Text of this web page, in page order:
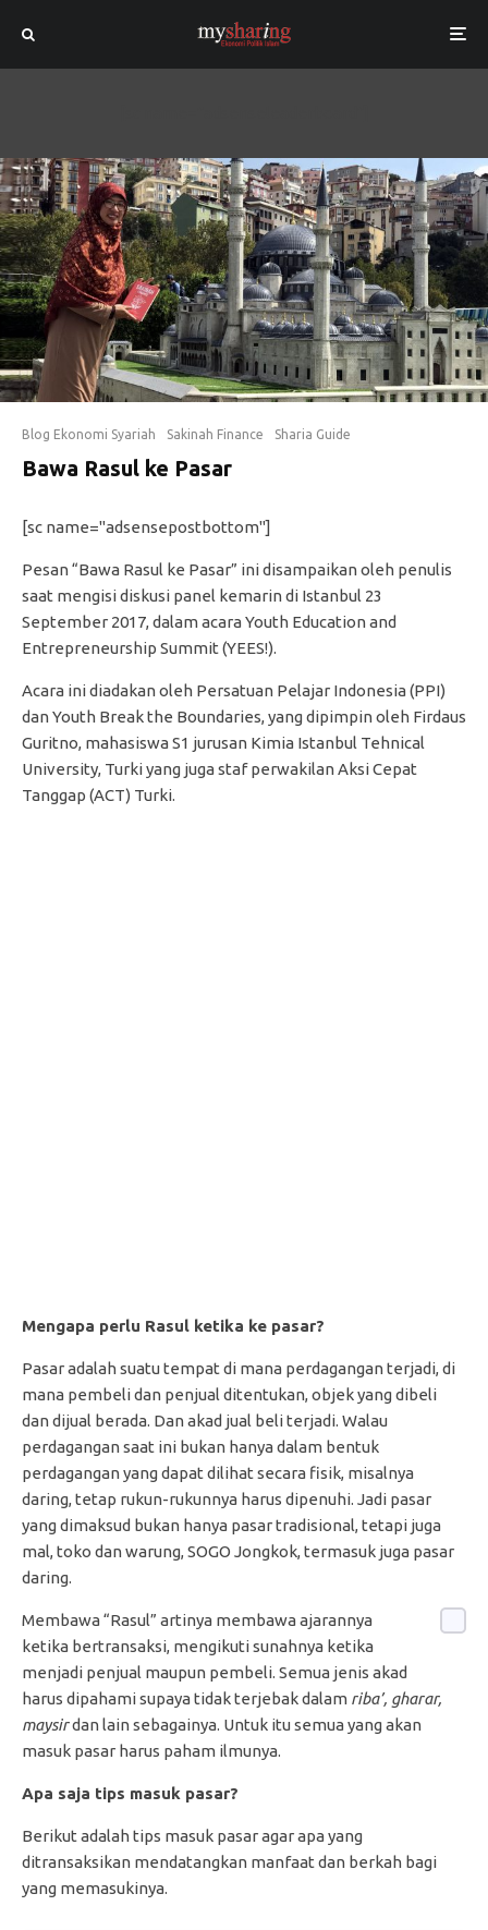
Blog Ekonomi Syariah Sakinah Finance Sharia Guide
Bawa Rasul ke Pasar
[sc name="adsensepostbottom"]
Pesan “Bawa Rasul ke Pasar” ini disampaikan oleh penulis
saat mengisi diskusi panel kemarin di Istanbul 23
September 2017, dalam acara Youth Education and
Entrepreneurship Summit (YEES!).
Acara ini diadakan oleh Persatuan Pelajar Indonesia (PPI)
dan Youth Break the Boundaries, yang dipimpin oleh Firdaus
Guritno, mahasiswa S1 jurusan Kimia Istanbul Tehnical
University, Turki yang juga staf perwakilan Aksi Cepat
Tanggap (ACT) Turki.
Mengapa perlu Rasul ketika ke pasar?
Pasar adalah suatu tempat di mana perdagangan terjadi, di
mana pembeli dan penjual ditentukan, objek yang dibeli
dan dijual berada. Dan akad jual beli terjadi. Walau
perdagangan saat ini bukan hanya dalam bentuk
perdagangan yang dapat dilihat secara fisik, misalnya
daring, tetap rukun-rukunnya harus dipenuhi. Jadi pasar
yang dimaksud bukan hanya pasar tradisional, tetapi juga
mal, toko dan warung, SOGO Jongkok, termasuk juga pasar
daring.
Membawa “Rasul” artinya membawa ajarannya
ketika bertransaksi, mengikuti sunahnya ketika
menjadi penjual maupun pembeli. Semua jenis akad
harus dipahami supaya tidak terjebak dalam riba’, gharar,
maysirdan lain sebagainya. Untuk itu semua yang akan
masuk pasar harus paham ilmunya.
Apa saja tips masuk pasar?
Berikut adalah tips masuk pasar agar apa yang
ditransaksikan mendatangkan manfaat dan berkah bagi
yang memasukinya.